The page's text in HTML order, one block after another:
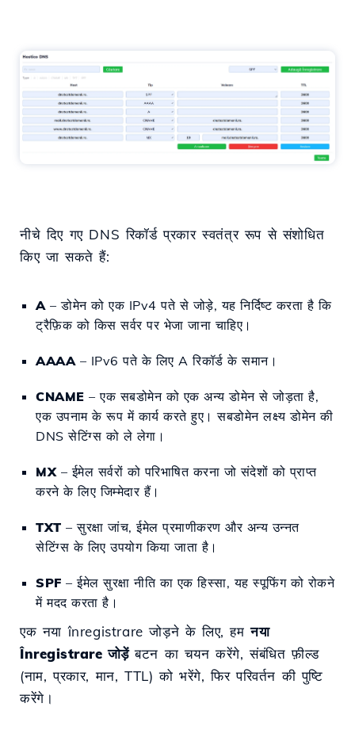
नीचे दिए गए DNS रिकॉर्ड प्रकार स्वतंत्र रूप से संशोधित
किए जा सकते हैं:
A – डोमेन को एक IPv4 पते से जोड़े, यह निर्दिष्ट करता है कि
ट्रैफ़िक को किस सर्वर पर भेजा जाना चाहिए।
AAAA – IPv6 पते के लिए A रिकॉर्ड के समान।
CNAME – एक सबडोमेन को एक अन्य डोमेन से जोड़ता है,
एक उपनाम के रूप में कार्य करते हुए। सबडोमेन लक्ष्य डोमेन की
DNS सेटिंग्स को ले लेगा।
MX– ईमेल सर्वरों को परिभाषित करना जो संदेशों को प्राप्त
करने के लिए जिम्मेदार हैं।
TXT – सुरक्षा जांच, ईमेल प्रमाणीकरण और अन्य उन्नत
सेटिंग्स के लिए उपयोग किया जाता है।
SPF – ईमेल सुरक्षा नीति का एक हिस्सा, यह स्पूफिंग को रोकने
में मदद करता है।
एक नया înregistrare जोड़ने के लिए, हमनया
Înregistrare जोड़ेंबटन का चयन करेंगे, संबंधित फ़ील्ड
(नाम, प्रकार, मान, TTL) को भरेंगे, फिर परिवर्तन की पुष्टि
करेंगे।